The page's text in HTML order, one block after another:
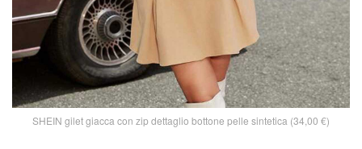
SHEIN gilet giacca con zip dettaglio bottone pelle sintetica (34,00 €)